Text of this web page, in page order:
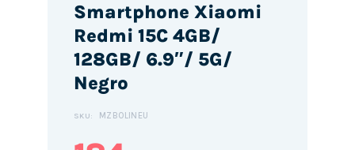
Smartphone Xiaomi
Redmi 15C 4GB/
128GB/ 6.9″/ 5G/
Negro
SKU: MZB0LINEU